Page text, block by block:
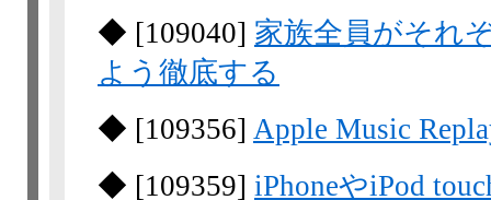
◆ [109040] 家族全員がそれ
よう徹底する
◆ [109356] Apple Music
◆ [109359] iPhoneやiPod